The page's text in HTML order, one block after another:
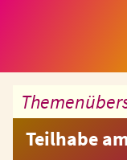
Teilhabe